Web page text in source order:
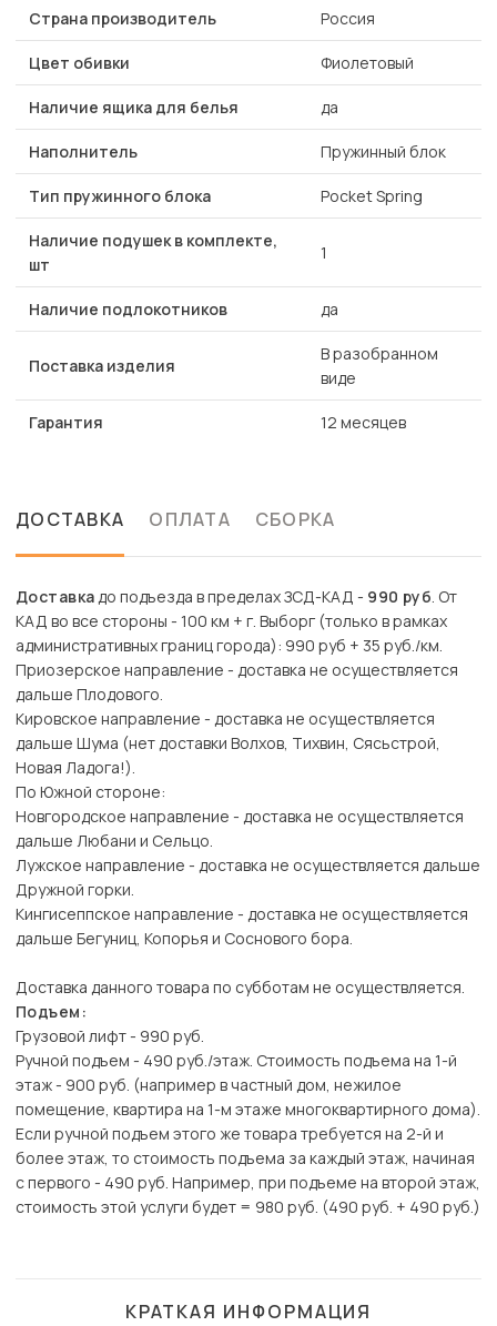
Страна производитель Россия
Цвет обивки Фиолетовый
Наличие ящика для белья да
Наполнитель Пружинный блок
Тип пружинного блока Pocket Spring
Наличие подушек в комплекте,
шт
1
Наличие подлокотников да
Поставка изделия
В разобранном
виде
Гарантия 12 месяцев
ДОСТАВКА ОПЛАТА СБОРКА
Доставкадо подъезда в пределах ЗСД-КАД - 990 руб. От
КАД во все стороны - 100 км + г. Выборг (только в рамках
административных границ города): 990 руб + 35 руб./км.
Приозерское направление - доставка не осуществляется
дальше Плодового.
Кировское направление - доставка не осуществляется
дальше Шума (нет доставки Волхов, Тихвин, Сясьстрой,
Новая Ладога!).
По Южной стороне:
Новгородское направление - доставка не осуществляется
дальше Любани и Сельцо.
Лужское направление - доставка не осуществляется дальше
Дружной горки.
Кингисеппское направление - доставка не осуществляется
дальше Бегуниц, Копорья и Соснового бора.
Доставка данного товара по субботам не осуществляется.
Подъем:
Грузовой лифт - 990 руб.
Ручной подъем - 490 руб./этаж. Стоимость подъема на 1-й
этаж - 900 руб. (например в частный дом, нежилое
помещение, квартира на 1-м этаже многоквартирного дома).
Если ручной подъем этого же товара требуется на 2-й и
более этаж, то стоимость подъема за каждый этаж, начиная
с первого - 490 руб. Например, при подъеме на второй этаж,
стоимость этой услуги будет = 980 руб. (490 руб. + 490 руб.)
КРАТКАЯ ИНФОРМАЦИЯ